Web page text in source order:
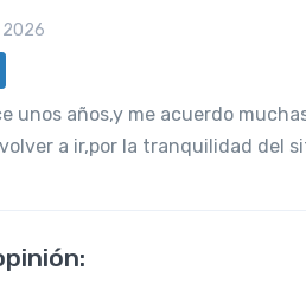
2026
unos años,y me acuerdo
a ir,por la tranquilidad del